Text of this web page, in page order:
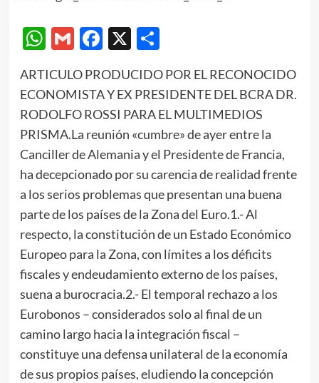
WhatsApp
GmailFacebook
X Compartir
ARTICULO PRODUCIDO POR EL RECONOCIDO
ECONOMISTA Y EX PRESIDENTE DEL BCRA DR.
RODOLFO ROSSI PARA EL MULTIMEDIOS
PRISMA.La reunión «cumbre» de ayer entre la
Canciller de Alemania y el Presidente de Francia,
ha decepcionado por su carencia de realidad frente
a los serios problemas que presentan una buena
parte de los países de la Zona del Euro.1.- Al
respecto, la constitución de un Estado Económico
Europeo para la Zona, con límites a los déficits
fiscales y endeudamiento externo de los países,
suena a burocracia.2.- El temporal rechazo a los
Eurobonos – considerados solo al final de un
camino largo hacia la integración fiscal –
constituye una defensa unilateral de la economía
de sus propios países, eludiendo la concepción